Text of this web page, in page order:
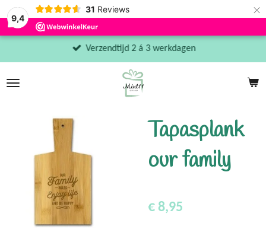
9,4
31 Reviews ×
Verzendtijd 2 á 3 werkdagen
Tapasplank
our family
€ 8,95